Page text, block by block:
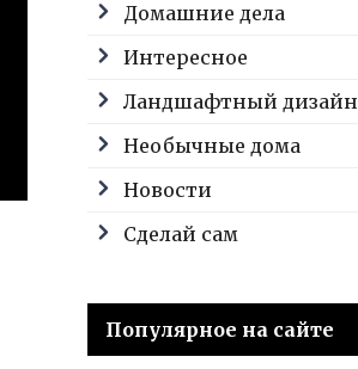
Домашние дела
Интересное
Ландшафтный дизайн
Необычные дома
Новости
Сделай сам
Популярное на сайте